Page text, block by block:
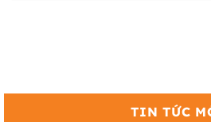
TIN TỨC